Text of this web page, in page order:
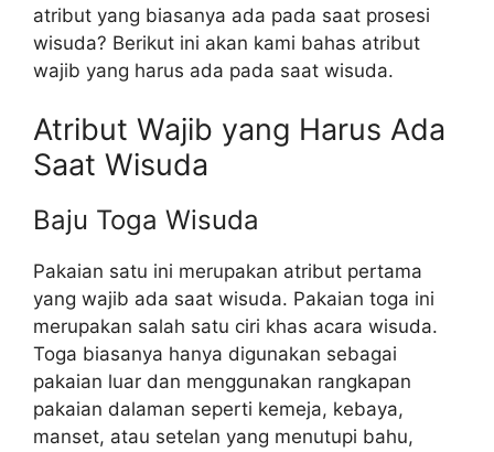
atribut yang biasanya ada pada saat prosesi
wisuda? Berikut ini akan kami bahas atribut
wajib yang harus ada pada saat wisuda.
Atribut Wajib yang Harus Ada
Saat Wisuda
Baju Toga Wisuda
Pakaian satu ini merupakan atribut pertama
yang wajib ada saat wisuda. Pakaian toga ini
merupakan salah satu ciri khas acara wisuda.
Toga biasanya hanya digunakan sebagai
pakaian luar dan menggunakan rangkapan
pakaian dalaman seperti kemeja, kebaya,
manset, atau setelan yang menutupi bahu,